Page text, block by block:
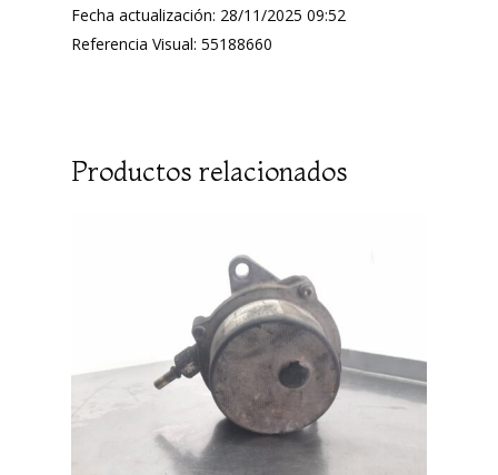
Fecha actualización: 28/11/2025 09:52
Referencia Visual: 55188660
Productos relacionados